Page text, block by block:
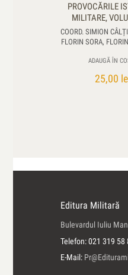
PROVOCĂRILE
MILITARE,
COORD. SIMION
FLORIN SORA,
ADAUGĂ ÎN
25,00
Editura Militară
Bulevardul Iuliu
Telefon: 021 319 58
E-Mail: